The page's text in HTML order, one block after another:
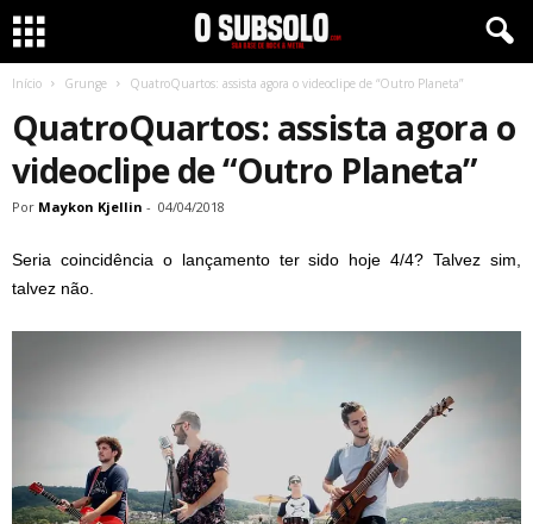
Início Grunge QuatroQuartos: assista agora o videoclipe de “Outro Planeta”
QuatroQuartos: assista agora o
videoclipe de “Outro Planeta”
Por Maykon Kjellin - 04/04/2018
Seria coincidência o lançamento ter sido hoje 4/4? Talvez sim,
talvez não.